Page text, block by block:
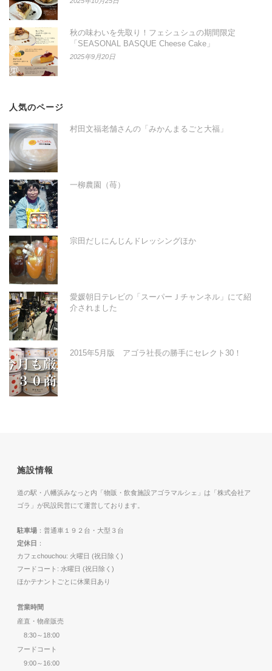
秋の味わいを先取り！フェシュシュの期間限定
「SEASONAL BASQUE Cheese Cake」
2025年9月20日
人気のページ
村田文福老舗さんの「みかんまるごと大福」
一柳農園（苺）
宗田だしにんじんドレッシングほか
愛媛朝日テレビの「スーパーＪチャンネル」にて紹
介されました
2015年5月版 アゴラ社長の勝手にセレクト30！
施設情報
道の駅・八幡浜みなっと内「物販・飲食施設アゴラマルシェ」は「株式会社ア
ゴラ」が民設民営にて運営しております。
駐車場 ：普通車１９２台・大型３台
定休日 ：
カフェchouchou: 火曜日 (祝日除く)
フードコート: 水曜日 (祝日除く)
ほかテナントごとに休業日あり
営業時間
産直・物産販売
8:30～18:00
フードコート
9:00～16:00